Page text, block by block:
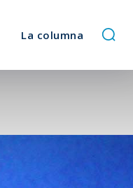
La columna